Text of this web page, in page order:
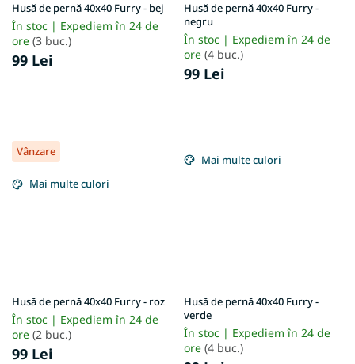
Husă de pernă 40x40 Furry - bej
În stoc | Expediem în 24 de
ore (3 buc.)
99 Lei
Husă de pernă 40x40 Furry -
negru
În stoc | Expediem în 24 de
ore (4 buc.)
99 Lei
Vânzare
Mai multe culori
Husă de pernă 40x40 Furry - roz
În stoc | Expediem în 24 de
ore (2 buc.)
99 Lei
Mai multe culori
Husă de pernă 40x40 Furry -
verde
În stoc | Expediem în 24 de
ore (4 buc.)